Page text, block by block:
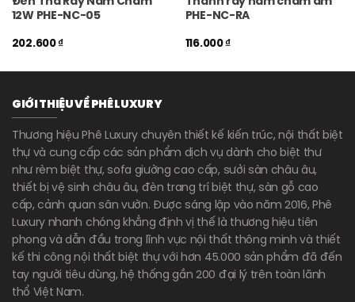
12W PHE-NC-05
202.600₫
PHE-NC-RA
116.000₫
GIỚI THIỆU VỀ PHÊ LUXURY
Thương hiệu Phê Luxury chuyên thiết kế kiến trúc, nội thất biệt
thự và cung cấp các sản phẩm dịch vụ dành cho biệt thư
như rèm biệt thự, sofa giường cao cấp, sưởi sàn châu âu,
thiết bị vệ sinh châu âu, đèn trang trí biệt thự, sàn gỗ cao
cấp, cảnh quan sân vườn. Được sáng lập vào năm 2016, Phê
Luxury nhanh chóng khẳng định vị thế là thương hiệu tiên
phong và dẫn đầu trong lĩnh vực nội thất thông minh và thiết
kế thi công nội thất biệt thự với hơn 45.000 sản phẩm đã đến
tay người tiêu dùng, hệ thống gần 200 đại lý trên toàn lãnh
thổ Việt Nam.